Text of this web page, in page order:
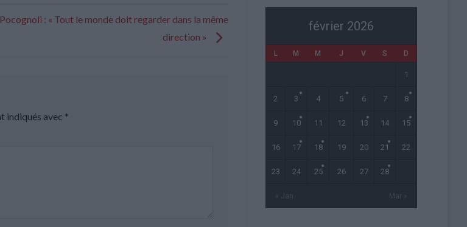
Pocognoli : « Tout le monde doit regarder dans la même
direction »
indiqués avec *
février 2026
L M M J V S D
« Jan Mar »
1
2 3 4 5 6 7 8
9 10 11 12 13 14 15
16 17 18 19 20 21 22
23 24 25 26 27 28